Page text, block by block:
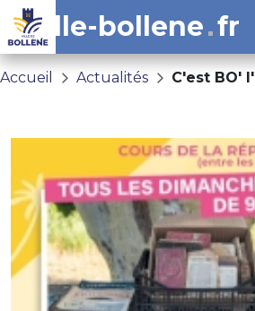
ville-bollene fr
Accueil Actualités C'est BO'